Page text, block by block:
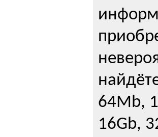
64Mb,
16Gb,